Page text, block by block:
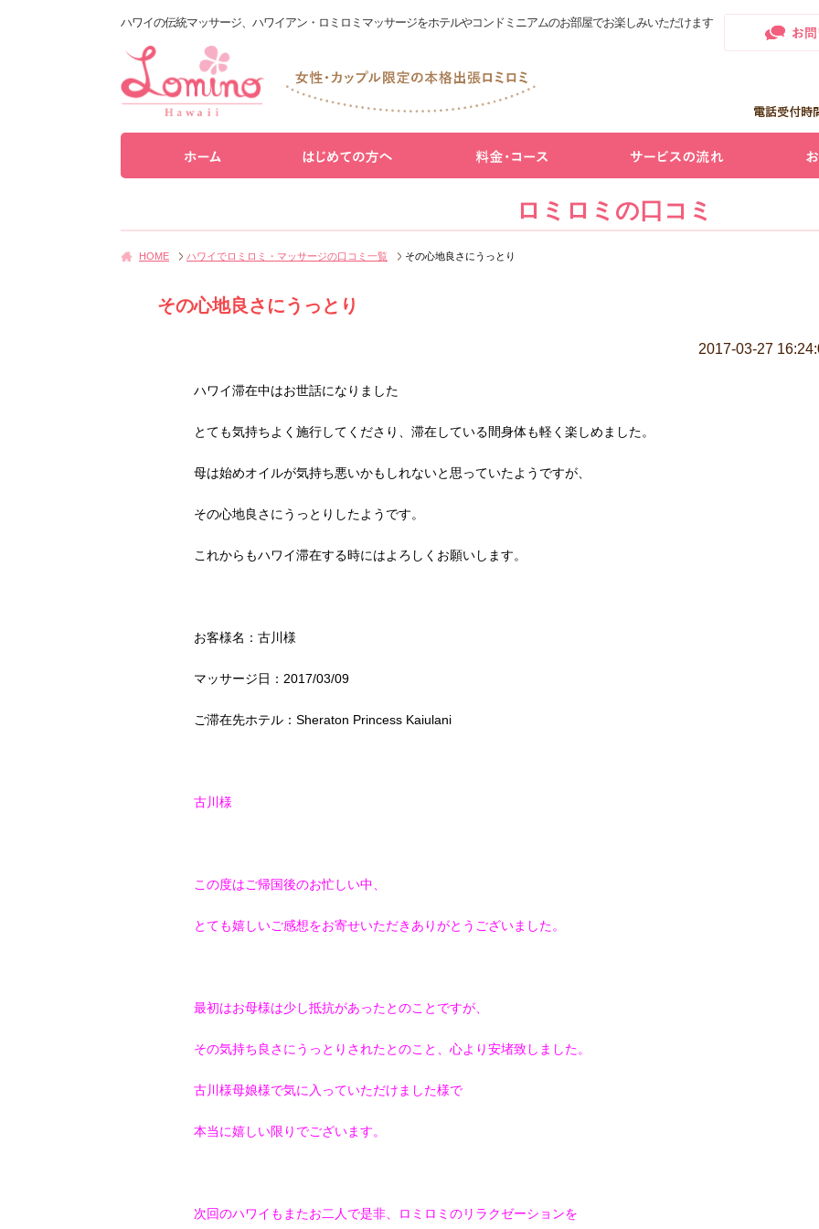
ハワイの伝統マッサージ、ハワイアン・ロミロミマッサージをホテルやコンドミニアムのお部屋でお楽しみいただけます
ロミロミの口コミ
HOME ハワイでロミロミ・マッサージの口コミ一覧 その心地良さにうっとり
その心地良さにうっとり
2017-03-27
ハワイ滞在中はお世話になりました
とても気持ちよく施行してくださり、滞在している間身体も軽く楽しめました。
母は始めオイルが気持ち悪いかもしれないと思っていたようですが、
その心地良さにうっとりしたようです。
これからもハワイ滞在する時にはよろしくお願いします。
お客様名：古川様
マッサージ日：2017/03/09
ご滞在先ホテル：Sheraton Princess Kaiulani
古川様
この度はご帰国後のお忙しい中、
とても嬉しいご感想をお寄せいただきありがとうございました。
最初はお母様は少し抵抗があったとのことですが、
その気持ち良さにうっとりされたとのこと、心より安堵致しました。
古川様母娘様で気に入っていただけました様で
本当に嬉しい限りでございます。
次回のハワイもまたお二人で是非、ロミロミのリラクゼーションを